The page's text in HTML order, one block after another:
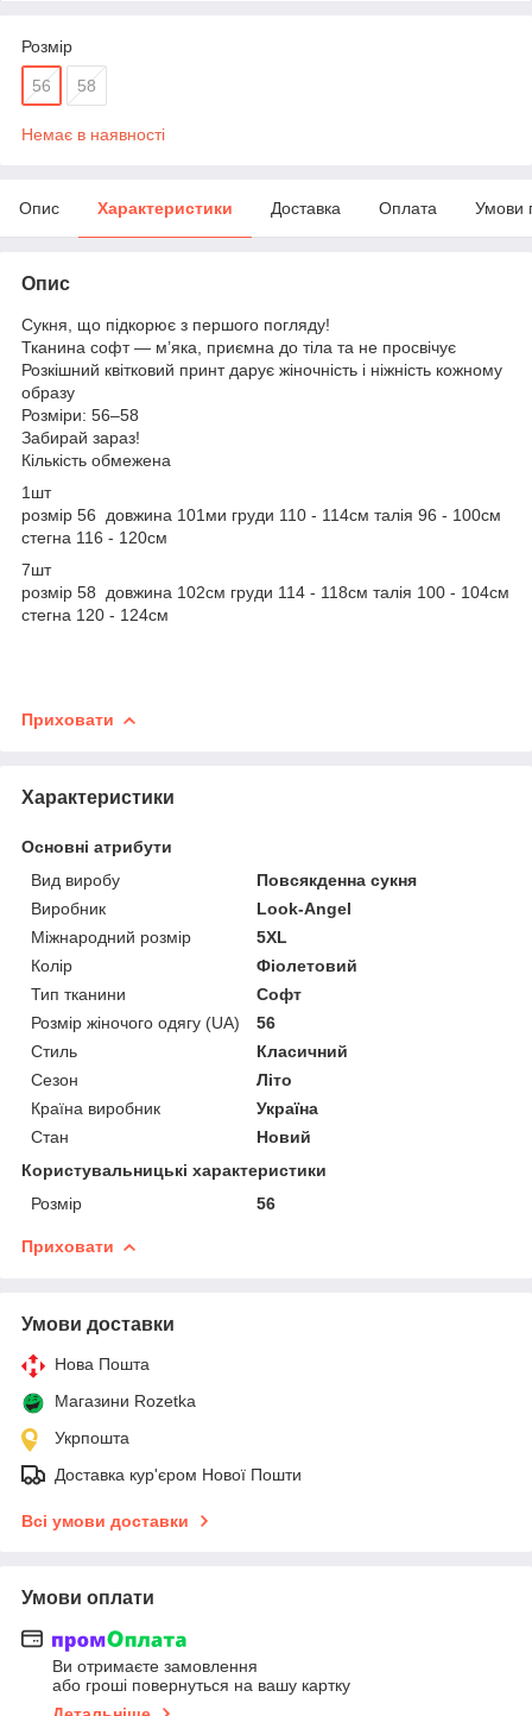
Розмір
56 58
Немає в наявності
Опис Характеристики Доставка Оплата Умови
Опис
Сукня, що підкорює з першого погляду!
Тканина софт — м’яка, приємна до тіла та не просвічує
Розкішний квітковий принт дарує жіночність і ніжність кожному
образу
Розміри: 56–58
Забирай зараз!
Кількість обмежена
1шт
розмір 56 довжина 101ми груди 110 - 114см талія 96 - 100см
стегна 116 - 120см
7шт
розмір 58 довжина 102см груди 114 - 118см талія 100 - 104см
стегна 120 - 124см
Приховати
Характеристики
Основні атрибути
Вид виробу
Повсякденна сукня
Виробник
Look-Angel
Міжнародний розмір
5XL
Колір
Фіолетовий
Тип тканини
Софт
Розмір жіночого одягу (UA)
56
Стиль
Класичний
Сезон
Літо
Країна виробник
Україна
Стан
Новий
Користувальницькі характеристики
Розмір
56
Приховати
Умови доставки
Нова Пошта
Магазини Rozetka
Укрпошта
Доставка кур'єром Нової Пошти
Всі умови доставки
Умови оплати
Ви отримаєте замовлення
або гроші повернуться на вашу картку